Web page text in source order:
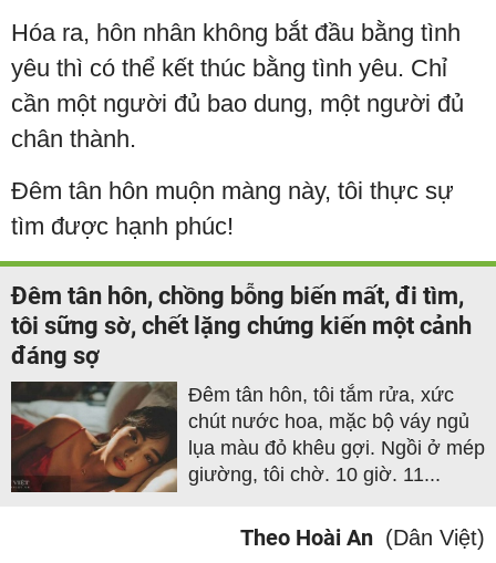
Hóa ra, hôn nhân không bắt đầu bằng tình
yêu thì có thể kết thúc bằng tình yêu. Chỉ
cần một người đủ bao dung, một người đủ
chân thành.
Đêm tân hôn muộn màng này, tôi thực sự
tìm được hạnh phúc!
Đêm tân hôn, chồng bỗng biến mất, đi tìm,
tôi sững sờ, chết lặng chứng kiến một cảnh
đáng sợ
Đêm tân hôn, tôi tắm rửa, xức
chút nước hoa, mặc bộ váy ngủ
lụa màu đỏ khêu gợi. Ngồi ở mép
giường, tôi chờ. 10 giờ. 11...
Theo Hoài An (Dân Việt)